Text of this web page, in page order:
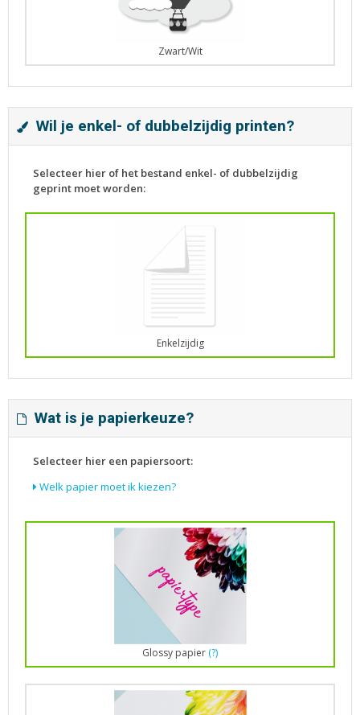
Zwart/Wit
Wil je enkel- of dubbelzijdig printen?
Selecteer hier of het bestand enkel- of dubbelzijdig
geprint moet worden:
Enkelzijdig
Wat is je papierkeuze?
Selecteer hier een papiersoort:
Welk papier moet ik kiezen?
Glossy papier (?)